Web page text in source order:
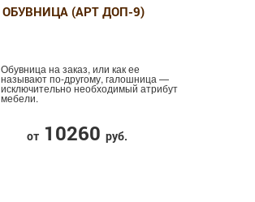
ОБУВНИЦА (АРТ ДОП-9)
Обувница на заказ, или как ее
называют по-другому, галошница —
исключительно необходимый атрибут
мебели.
от 10260 руб.